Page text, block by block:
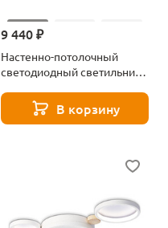
9 440 ₽
Настенно-потолочный
светодиодный светильник
Acrylica FA7712В корзину